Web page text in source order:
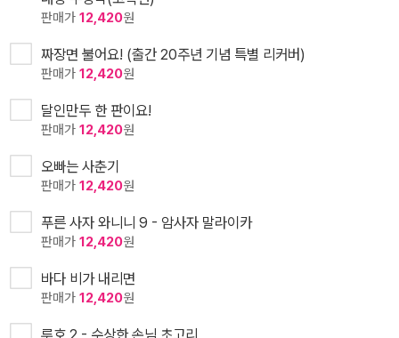
판매가 12,420원
짜장면 불어요! (출간 20주년 기념 특별 리커버)
판매가 12,420원
달인만두 한 판이요!
판매가 12,420원
오빠는 사춘기
판매가 12,420원
푸른 사자 와니니 9 - 암사자 말라이카
판매가 12,420원
바다 비가 내리면
판매가 12,420원